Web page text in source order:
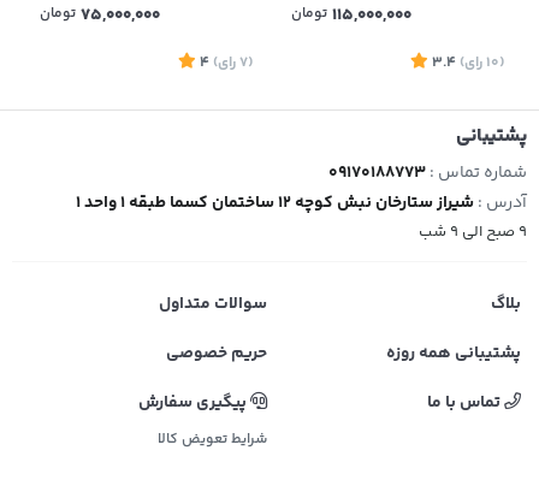
115,000,000 تومان
(10 رای)
3.4
75,000,000 تومان
(7 رای)
4
پشتیبانی
شماره تماس :09170188773
آدرس :شیراز ستارخان نبش کوچه 12 ساختمان کسما طبقه 1 واحد 1
9 صبح الی 9 شب
بلاگ
سوالات متداول
پشتیبانی همه روزه
حریم خصوصی
تماس با ما
پیگیری سفارش
شرایط تعویض کالا